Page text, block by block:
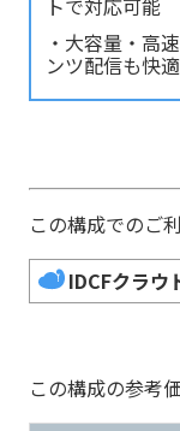
トで対応可能
・大容量・高
ンツ配信も快適
この構成でのご
IDCFクラウ
この構成の参考